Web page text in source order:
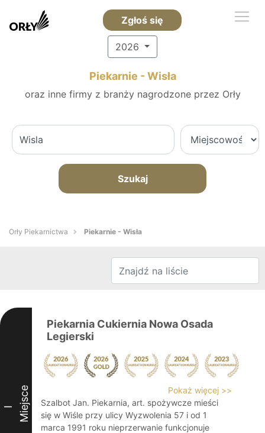
Zgłoś się
2026
Piekarnie - Wisła
oraz inne firmy z branży nagrodzone przez Orły
Szukaj
Orły Piekarnictwa Piekarnie - Wisła
I Miejsce
Piekarnia Cukiernia Nowa Osada
Legierski
Pokaż więcej >>
Szalbot Jan. Piekarnia, art. spożywcze mieści
się w Wiśle przy ulicy Wyzwolenia 57 i od 1
marca 1991 roku nieprzerwanie funkcjonuje